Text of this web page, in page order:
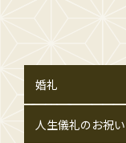
婚礼
人生儀礼のお祝い